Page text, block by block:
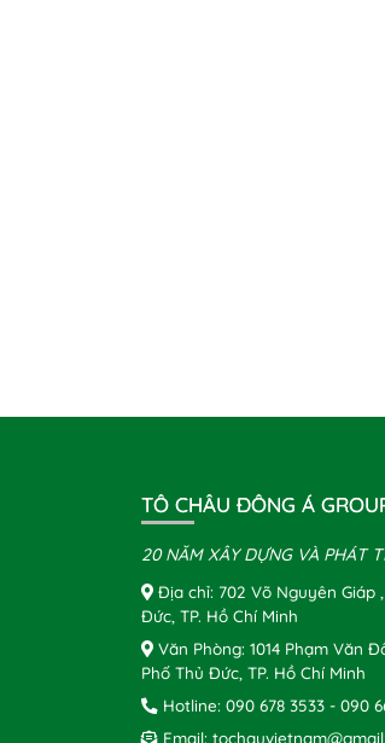
TÔ CHÂU ĐÔNG Á
20 NĂM XÂY DỰNG VÀ PHÁT
Địa chỉ: 702 Võ Nguyên Giáp
Đức, TP. Hồ Chí Minh
Văn Phòng: 1014 Phạm Văn
Phố Thủ Đức, TP. Hồ Chí Minh
Hotline: 090 678 3533 - 090
Email: